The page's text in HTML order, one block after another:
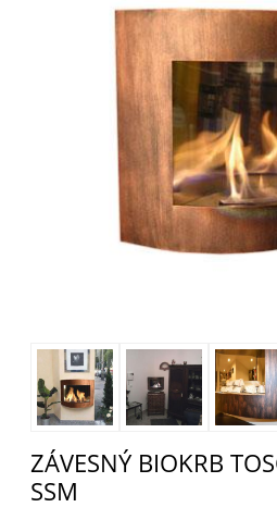
ZÁVESNÝ BIOKRB
SSM